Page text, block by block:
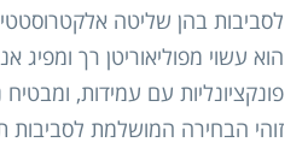
לסביבות בהן שליטה
הוא עשוי מפוליאוריטן רך ומפיג
פונקציונליות עם עמידות,
זוהי הבחירה המושלמת לסביבות